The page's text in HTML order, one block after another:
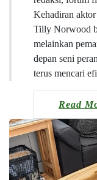
Kehadiran aktor
Tilly Norwood
melainkan
depan seni
terus mencari
Read